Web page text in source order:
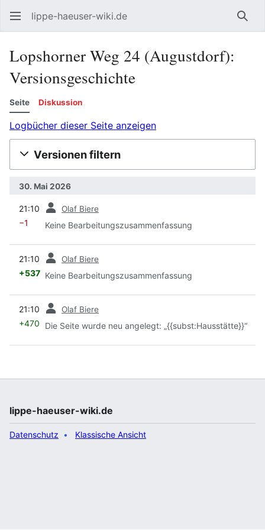
lippe-haeuser-wiki.de
Lopshorner Weg 24 (Augustdorf):
Versionsgeschichte
Seite Diskussion
Logbücher dieser Seite anzeigen
Versionen filtern
30. Mai 2026
21:10 Olaf Biere
−1 Keine Bearbeitungszusammenfassung
21:10 Olaf Biere
+537 Keine Bearbeitungszusammenfassung
21:10 Olaf Biere
+470 Die Seite wurde neu angelegt: „{{subst:Hausstätte}}“
lippe-haeuser-wiki.de
Datenschutz Klassische Ansicht